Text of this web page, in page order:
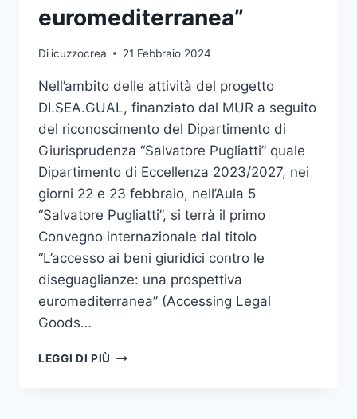
euromediterranea”
Di icuzzocrea 21 Febbraio 2024
Nell’ambito delle attività del progetto
DI.SEA.GUAL, finanziato dal MUR a seguito
del riconoscimento del Dipartimento di
Giurisprudenza “Salvatore Pugliatti” quale
Dipartimento di Eccellenza 2023/2027, nei
giorni 22 e 23 febbraio, nell’Aula 5
“Salvatore Pugliatti”, si terrà il primo
Convegno internazionale dal titolo
“L’accesso ai beni giuridici contro le
diseguaglianze: una prospettiva
euromediterranea” (Accessing Legal
Goods…
LEGGI DI PIÙ CONVEGNO